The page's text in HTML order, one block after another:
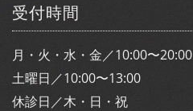
受付時間
月・火・水・金／10:00〜20:00
土曜日／10:00〜13:00
休診日／木・日・祝